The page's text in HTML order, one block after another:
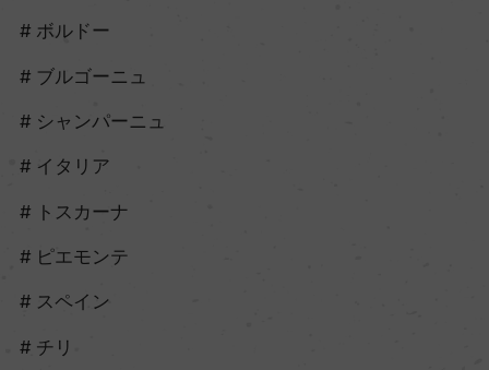
ボルドー
ブルゴーニュ
シャンパーニュ
イタリア
トスカーナ
ピエモンテ
スペイン
チリ